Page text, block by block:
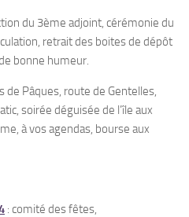
du 3ème adjoint, cérémonie du
retrait des boites de dépôt
bonne humeur.
de Pâques, route de Gentelles,
soirée déguisée de l’île aux
à vos agendas, bourse aux
: comité des fêtes,